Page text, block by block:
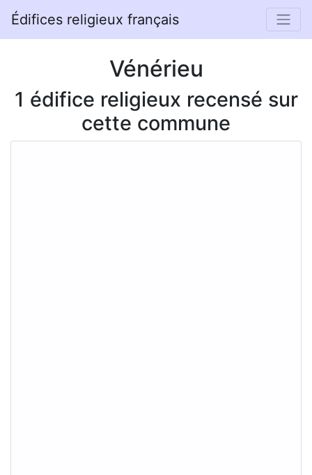
Édifices religieux français
Vénérieu
1 édifice religieux recensé sur
cette commune